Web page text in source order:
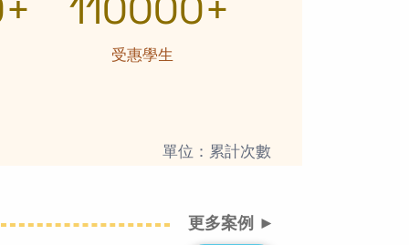
110000+
受惠學生
單位：累計次數
更多案例 ►